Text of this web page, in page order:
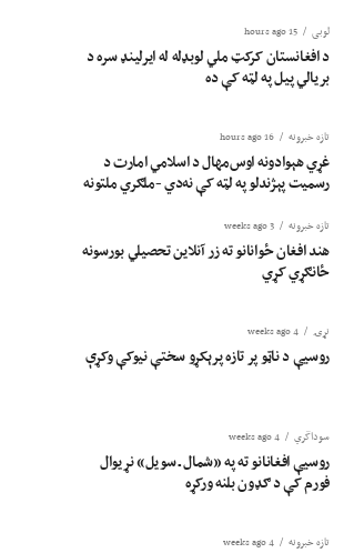
لوبی 15 hours ago
د افغانستان کرکټ ملي لوبډله له ایرلینډ سره د
بریالي پیل په لټه کې ده
تازه خبرونه 16 hours ago
غړي هېوادونه اوس‌مهال د اسلامي امارت د
رسمیت پېژندلو په لټه کې نه‌دي -ملګري ملتونه
تازه خبرونه 3 weeks ago
هند افغان ځوانانو ته زر آنلاین تحصیلي بورسونه
ځانګړي کړي
نړۍ 4 weeks ago
روسیې د ناټو پر تازه پرېکړو سختې نیوکې وکړې
سوداگري 4 weeks ago
روسیې افغانانو ته په «شمال ـ سویل» نړیوال
فورم کې د ګډون بلنه ورکړه
تازه خبرونه 4 weeks ago